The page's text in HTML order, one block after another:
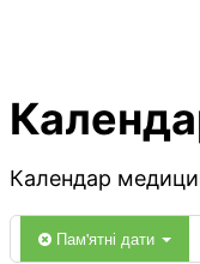
Календар
Пам'ятні дати